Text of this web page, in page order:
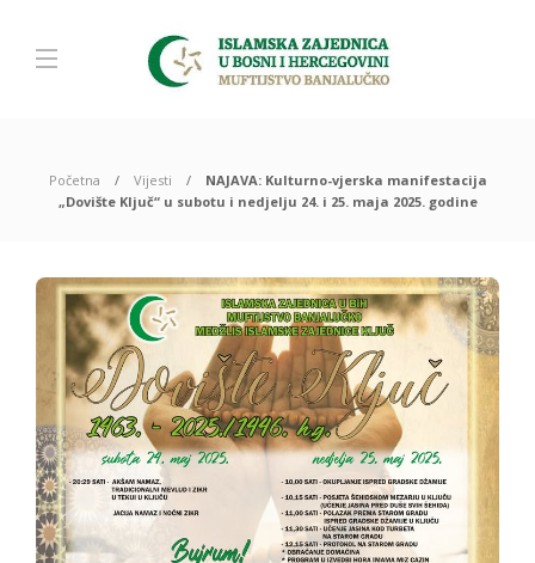
Početna Vijesti
NAJAVA: Kulturno-vjerska manifestacija
„Dovište Ključ“ u subotu i nedjelju 24. i 25. maja 2025. godine